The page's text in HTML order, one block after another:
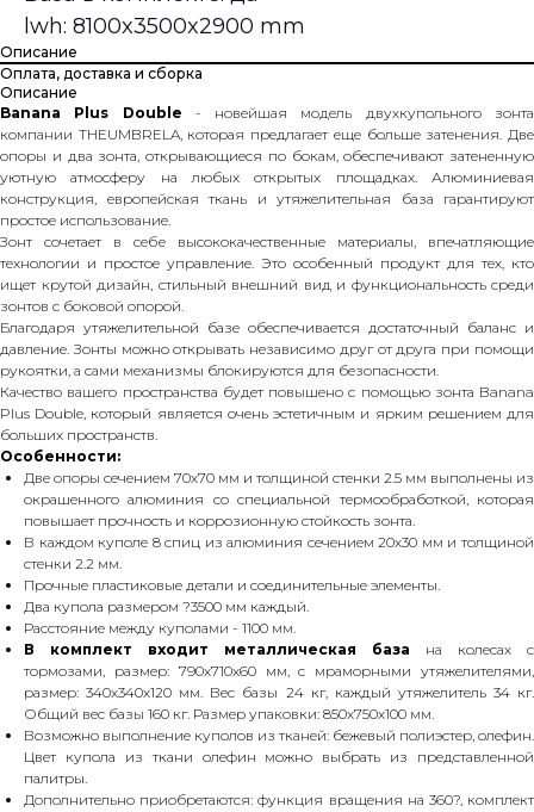
lwh: 8100x3500x2900 mm
Описание
Оплата, доставка и сборка
Описание
Banana Plus Double - новейшая модель двухкупольного зонта
компании THEUMBRELA, которая предлагает еще больше затенения. Две
опоры и два зонта, открывающиеся по бокам, обеспечивают затененную
уютную атмосферу на любых открытых площадках. Алюминиевая
конструкция, европейская ткань и утяжелительная база гарантируют
простое использование.
Зонт сочетает в себе высококачественные материалы, впечатляющие
технологии и простое управление. Это особенный продукт для тех, кто
ищет крутой дизайн, стильный внешний вид и функциональность среди
зонтов с боковой опорой.
Благодаря утяжелительной базе обеспечивается достаточный баланс и
давление. Зонты можно открывать независимо друг от друга при помощи
рукоятки, а сами механизмы блокируются для безопасности.
Качество вашего пространства будет повышено с помощью зонта Banana
Plus Double, который является очень эстетичным и ярким решением для
больших пространств.
Особенности:
Две опоры сечением 70х70 мм и толщиной стенки 2.5 мм выполнены из
окрашенного алюминия со специальной термообработкой, которая
повышает прочность и коррозионную стойкость зонта.
В каждом куполе 8 спиц из алюминия сечением 20х30 мм и толщиной
стенки 2.2 мм.
Прочные пластиковые детали и соединительные элементы.
Два купола размером ?3500 мм каждый.
Расстояние между куполами - 1100 мм.
В комплект входит металлическая база на колесах с
тормозами, размер: 790х710х60 мм, с мраморными утяжелителями,
размер: 340х340х120 мм. Вес базы 24 кг, каждый утяжелитель 34 кг.
Общий вес базы 160 кг. Размер упаковки: 850х750х100 мм.
Возможно выполнение куполов из тканей: бежевый полиэстер, олефин.
Цвет купола из ткани олефин можно выбрать из представленной
палитры.
Дополнительно приобретаются: функция вращения на 360?, комплект